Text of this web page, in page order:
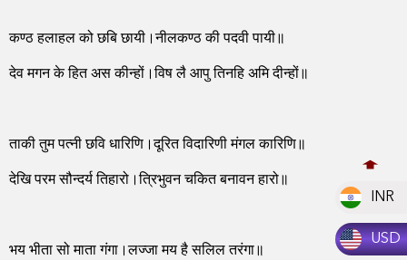
INR
USD
कण्ठ हलाहल को छबि छायी।नीलकण्ठ की पदवी पायी॥
देव मगन के हित अस कीन्हों।विष लै आपु तिनहि अमि दीन्हों॥
ताकी तुम पत्नी छवि धारिणि।दूरित विदारिणी मंगल कारिणि॥
देखि परम सौन्दर्य तिहारो।त्रिभुवन चकित बनावन हारो॥
भय भीता सो माता गंगा।लज्जा मय है सलिल तरंगा॥